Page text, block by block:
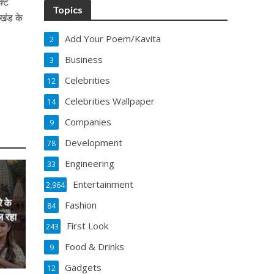
के
के
रहा
Topics
Add Your Poem/Kavita
2
Business
3
Celebrities
12
Celebrities Wallpaper
14
Companies
9
Development
78
Engineering
33
Entertainment
2,964
Fashion
84
First Look
243
Food & Drinks
9
Gadgets
12